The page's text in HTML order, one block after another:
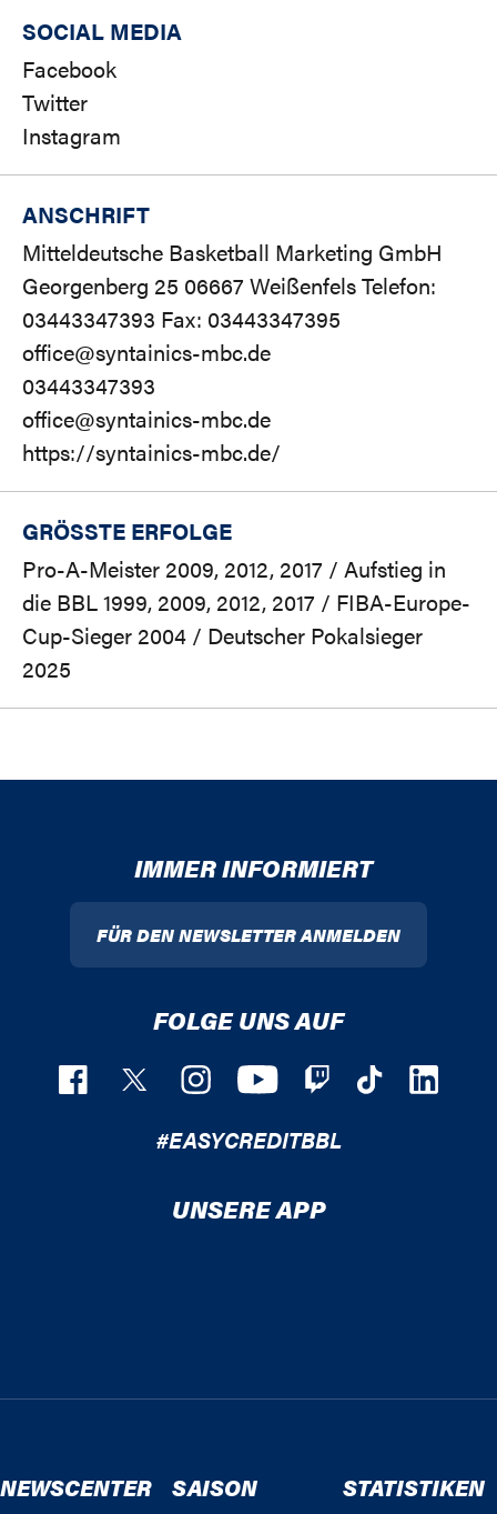
SOCIAL MEDIA
Facebook
Twitter
Instagram
ANSCHRIFT
Mitteldeutsche Basketball Marketing GmbH
Georgenberg 25 06667 Weißenfels Telefon:
03443347393 Fax: 03443347395
office@syntainics-mbc.de
03443347393
office@syntainics-mbc.de
https://syntainics-mbc.de/
GRÖSSTE ERFOLGE
Pro-A-Meister 2009, 2012, 2017 / Aufstieg in
die BBL 1999, 2009, 2012, 2017 / FIBA-Europe-
Cup-Sieger 2004 / Deutscher Pokalsieger
2025
IMMER INFORMIERT
FÜR DEN NEWSLETTER ANMELDEN
FOLGE UNS AUF
#EASYCREDITBBL
UNSERE APP
NEWSCENTER SAISON STATISTIKEN